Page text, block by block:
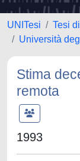
UNITesi
Tesi
Università
Stima
remota
1993